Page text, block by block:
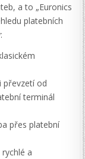
a to „Euronics
platebních
převzetí od
terminál
přes platební
rychlé a